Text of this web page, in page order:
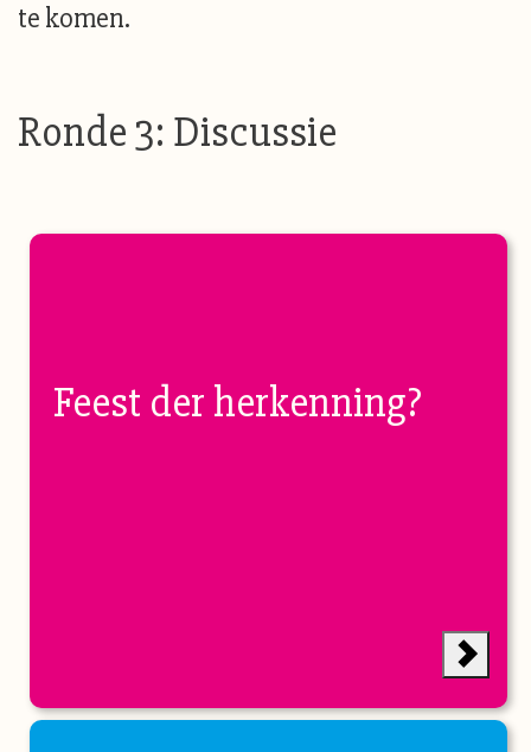
te komen.
Ronde 3: Discussie
Feest der herkenning?